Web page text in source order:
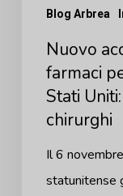
peso
Stati
Uniti:
Cosa
devono
sapere
Blog Arbrea
Nuovo
farmaci
Stati
chirurghi
Il 6
statunitense